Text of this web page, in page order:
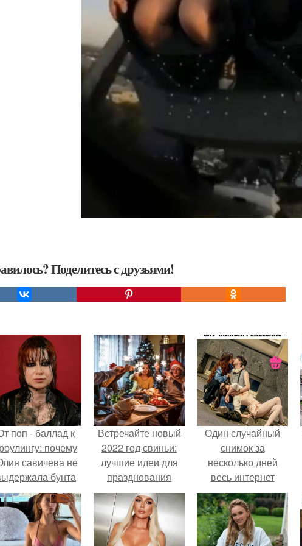
Поделитесь с друзьями!
поп - баллад к
почему
савичева не
бунта
собственной
аудитории.
Встречайте новый
2022 год свиньи:
лучшие идеи для
празднования
Один случайный
снимок за
несколько дней
весь интернет
облетел.